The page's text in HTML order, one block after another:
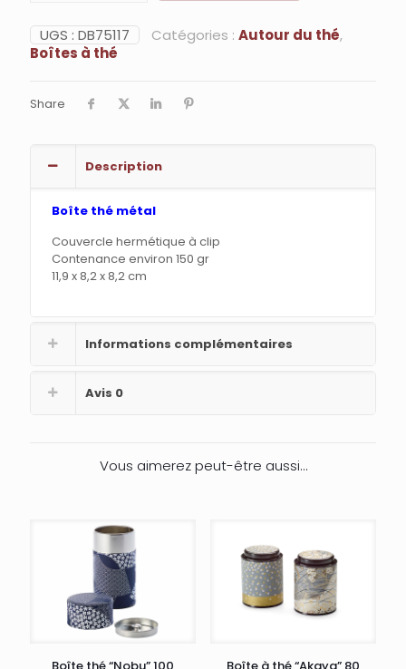
"Trees"
150
UGS : DB75117 Catégories : Autour du thé,
Boîtes à thé
Share
Description
Boîte thé métal
Couvercle hermétique à clip
Contenance environ 150 gr
11,9 x 8,2 x 8,2 cm
Informations complémentaires
Avis 0
Vous aimerez peut-être aussi…